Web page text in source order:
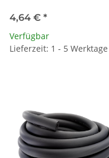
4,64 € *
Verfügbar
Lieferzeit: 1 - 5 Werktage